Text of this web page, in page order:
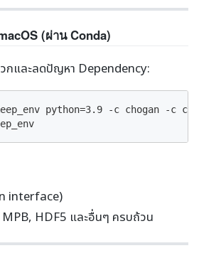
(ผ่าน Conda)
กและลดปัญหา Dependency:
python=3.9 -c chogan -c
interface)
HDF5 และอื่นๆ ครบถ้วน